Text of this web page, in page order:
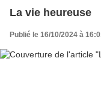
La vie heureuse
Publié le 16/10/2024 à